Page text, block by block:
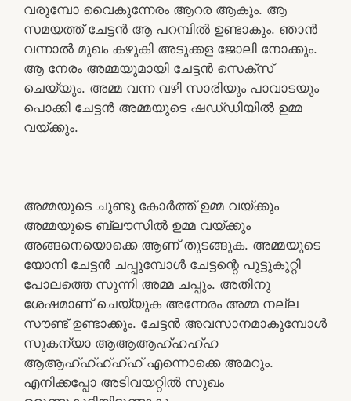
വരുമ്പോ വൈകുന്നേരം ആറര ആകും. ആ
സമയത്ത് ചേട്ടൻ ആ പറമ്പിൽ ഉണ്ടാകും. ഞാൻ
വന്നാൽ മുഖം കഴുകി അടുക്കള ജോലി നോക്കും.
ആ നേരം അമ്മയുമായി ചേട്ടൻ സെക്‌സ്
ചെയ്യും. അമ്മ വന്ന വഴി സാരിയും പാവാടയും
പൊക്കി ചേട്ടൻ അമ്മയുടെ ഷഡ്‌ഡിയിൽ ഉമ്മ
വയ്ക്കും.
അമ്മയുടെ ചുണ്ടു കോർത്ത് ഉമ്മ വയ്ക്കും
അമ്മയുടെ ബ്ലൗസിൽ ഉമ്മ വയ്ക്കും
അങ്ങനെയൊക്കെ ആണ് തുടങ്ങുക. അമ്മയുടെ
യോനി ചേട്ടൻ ചപ്പുമ്പോൾ ചേട്ടന്റെ പുട്ടുകുറ്റി
പോലത്തെ സുന്നി അമ്മ ചപ്പും. അതിനു
ശേഷമാണ് ചെയ്യുക അന്നേരം അമ്മ നല്ല
സൗണ്ട് ഉണ്ടാക്കും. ചേട്ടൻ അവസാനമാകുമ്പോൾ
സുകന്യാ ആആആഹ്ഹഹ്ഹ
ആആഹ്ഹ്ഹ്ഹ്ഹ് എന്നൊക്കെ അമറും.
എനിക്കപ്പോ അടിവയറ്റിൽ സുഖം